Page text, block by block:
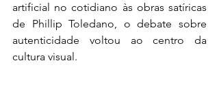
artificial no cotidiano às obras satíricas
de Phillip Toledano, o debate sobre
autenticidade voltou ao centro da
cultura visual.